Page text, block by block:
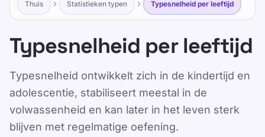
OpleidingTest jezelf
Thuis Typesnelheid per leeftijd
NL
Typesnelheid per
Thuis Statistieken typen Typesnelheid per leeftijd
Typesnelheid per leeftijd
Typesnelheid ontwikkelt zich in de kindertijd en
adolescentie, stabiliseert meestal in de
volwassenheid en kan later in het leven sterk
blijven met regelmatige oefening.